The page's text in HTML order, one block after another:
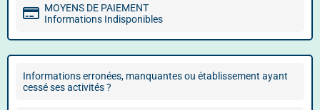
MOYENS DE PAIEMENT
Informations Indisponibles
Informations erronées, manquantes ou établissement ayant
cessé ses activités ?